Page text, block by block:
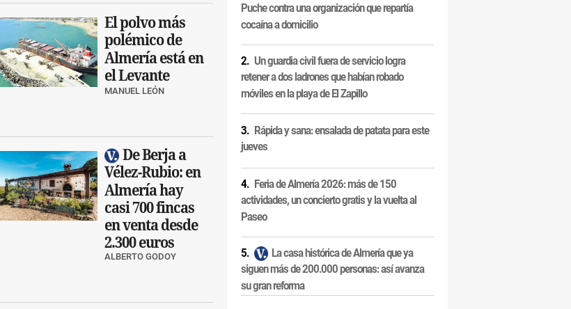
El polvo más
polémico de
Almería está en
el Levante
MANUEL LEÓN
De Berja a
Vélez-Rubio: en
Almería hay
casi 700 fincas
en venta desde
2.300 euros
ALBERTO GODOY
Puche contra una organización que repartía
cocaína a domicilio
Un guardia civil fuera de servicio logra
retener a dos ladrones que habían robado
móviles en la playa de El Zapillo
Rápida y sana: ensalada de patata para este
jueves
Feria de Almería 2026: más de 150
actividades, un concierto gratis y la vuelta al
Paseo
La casa histórica de Almería que ya
siguen más de 200.000 personas: así avanza
su gran reforma